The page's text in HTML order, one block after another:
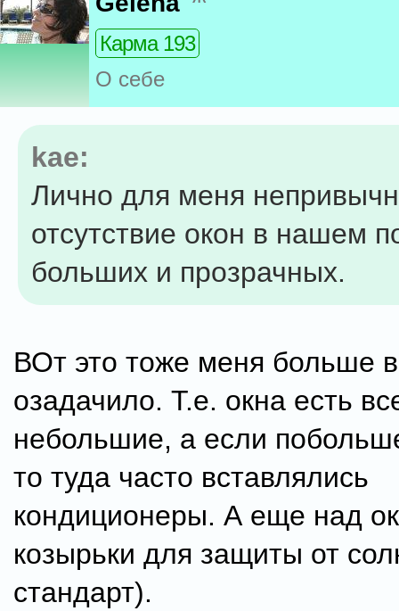
Карма 193
О себе
kae:
Лично для меня
отсутствие окон в нашем
больших и прозрачных.
ВОт это тоже меня больше
озадачило. Т.е. окна есть
небольшие, а если
то туда часто вставлялись
кондиционеры. А еще над
козырьки для защиты от
стандарт).